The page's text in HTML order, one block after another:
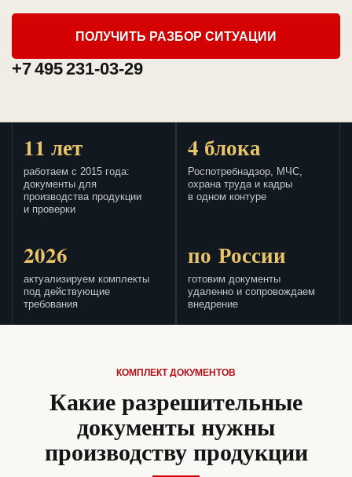
ПОЛУЧИТЬ РАЗБОР СИТУАЦИИ
+7 495 231-03-29
11 лет
работаем с 2015 года:
документы для
производства продукции
и проверки
4 блока
Роспотребнадзор, МЧС,
охрана труда и кадры
в одном контуре
2026
актуализируем комплекты
под действующие
требования
по России
готовим документы
удаленно и сопровождаем
внедрение
КОМПЛЕКТ ДОКУМЕНТОВ
Какие разрешительные
документы нужны
производству продукции